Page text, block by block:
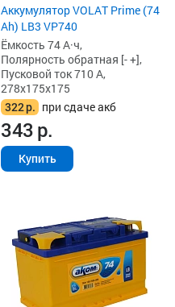
Аккумулятор VOLAT Prime (74
Ah) LB3 VP740
Ёмкость 74 А·ч,
Полярность обратная [- +],
Пусковой ток 710 А,
278x175x175
322р. при сдаче акб
343р.
Купить